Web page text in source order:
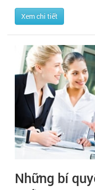
Xem chi tiết
Những bí